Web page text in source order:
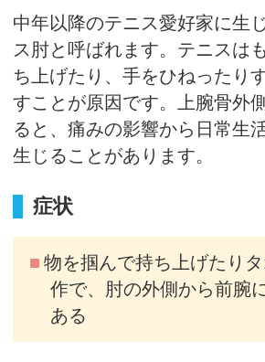
中年以降のテニス愛好家に生
ス肘と呼ばれます。テニスは
ち上げたり、手をひねったり
すことが原因です。上腕骨外
ると、痛みの影響から日常生
生じることがあります。
症状
物を掴んで持ち上げたり
作で、肘の外側から前腕
ある